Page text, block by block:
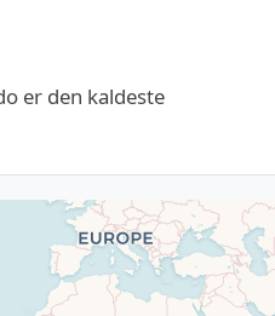
er den kaldeste